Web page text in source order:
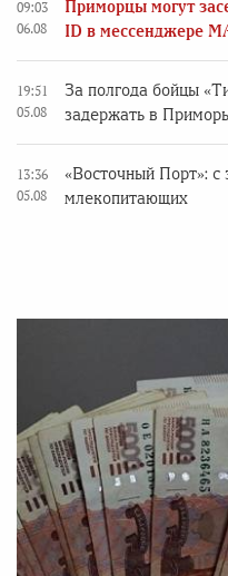
09:03
06.08
Приморцы могут
ID в мессенджере
19:51
05.08
За полгода бойцы
задержать в
13:36
05.08
«Восточный Порт»: с
млекопитающих